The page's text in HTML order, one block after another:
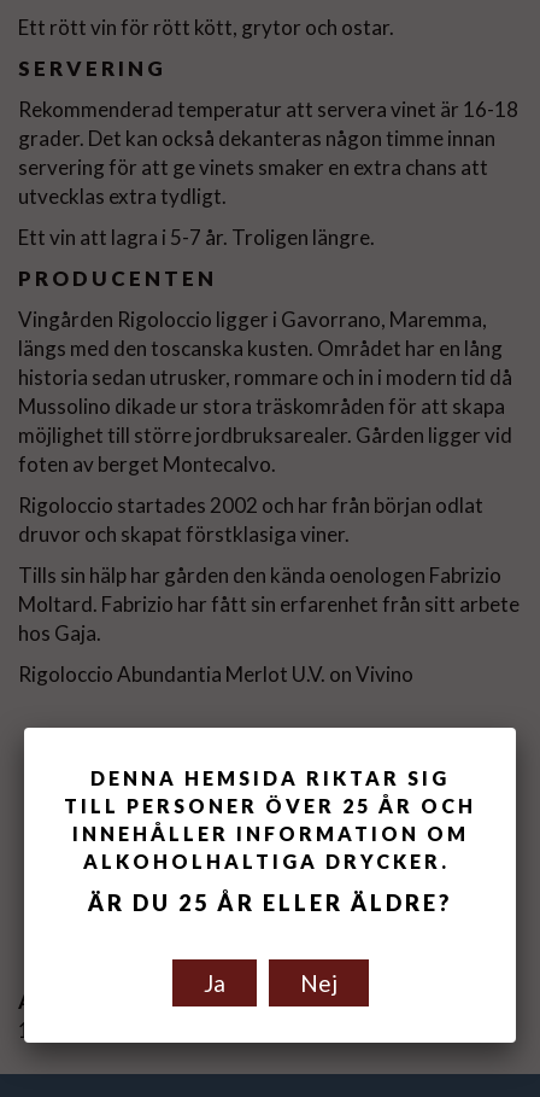
Ett rött vin för rött kött, grytor och ostar.
SERVERING
Rekommenderad temperatur att servera vinet är 16-18
grader. Det kan också dekanteras någon timme innan
servering för att ge vinets smaker en extra chans att
utvecklas extra tydligt.
Ett vin att lagra i 5-7 år. Troligen längre.
PRODUCENTEN
Vingården Rigoloccio ligger i Gavorrano, Maremma,
längs med den toscanska kusten. Området har en lång
historia sedan utrusker, rommare och in i modern tid då
Mussolino dikade ur stora träskområden för att skapa
möjlighet till större jordbruksarealer. Gården ligger vid
foten av berget Montecalvo.
Rigoloccio startades 2002 och har från början odlat
druvor och skapat förstklasiga viner.
Tills sin hälp har gården den kända oenologen Fabrizio
Moltard. Fabrizio har fått sin erfarenhet från sitt arbete
hos Gaja.
Rigoloccio Abundantia Merlot U.V. on Vivino
Spara som favorit
Artikelnummer:
122101-18
DENNA HEMSIDA RIKTAR SIG
TILL PERSONER ÖVER 25 ÅR OCH
INNEHÅLLER INFORMATION OM
ALKOHOLHALTIGA DRYCKER.
ÄR DU 25 ÅR ELLER ÄLDRE?
Ja Nej